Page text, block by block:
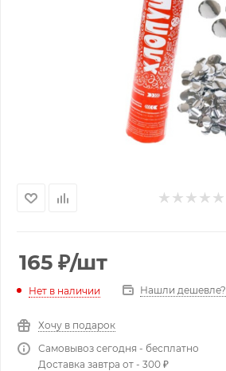
165 ₽/шт
Нет в наличии Нашли дешевле?
Хочу в подарок
Самовывоз сегодня - бесплатно
Доставка завтра от - 300 ₽